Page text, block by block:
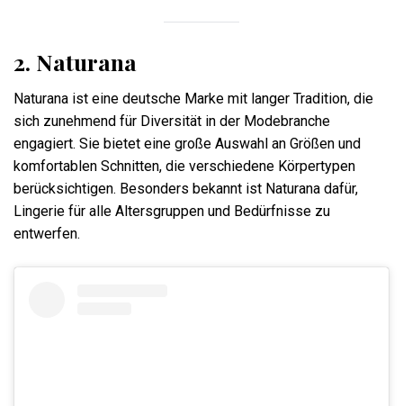
2. Naturana
Naturana ist eine deutsche Marke mit langer Tradition, die
sich zunehmend für Diversität in der Modebranche
engagiert. Sie bietet eine große Auswahl an Größen und
komfortablen Schnitten, die verschiedene Körpertypen
berücksichtigen. Besonders bekannt ist Naturana dafür,
Lingerie für alle Altersgruppen und Bedürfnisse zu
entwerfen.